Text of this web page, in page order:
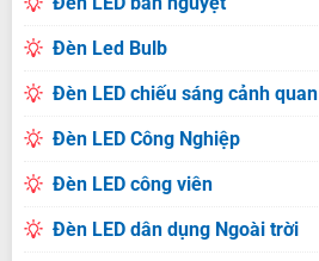
Đèn Led Bulb
Đèn LED chiếu sáng cảnh quan
Đèn LED Công Nghiệp
Đèn LED công viên
Đèn LED dân dụng Ngoài trời